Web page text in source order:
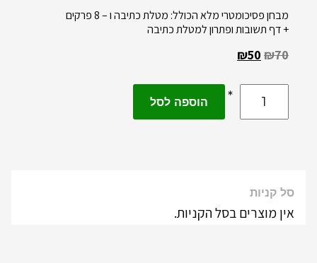
מבחן פסיכומטרי מלא הכולל: מטלת כתיבה ו – 8 פרקים
+ דף תשובות ופתרון למטלת כתיבה
₪70
₪50
הוספה לסל
סל קניות
אין מוצרים בסל הקניות.